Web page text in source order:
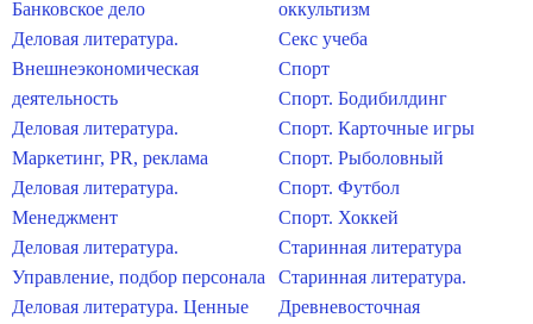
Банковское дело
Деловая литература.
Внешнеэкономическая
деятельность
Деловая литература.
Маркетинг, PR, реклама
Деловая литература.
Менеджмент
Деловая литература.
Управление, подбор персонала
Деловая литература. Ценные
оккультизм
Секс учеба
Спорт
Спорт. Бодибилдинг
Спорт. Карточные игры
Спорт. Рыболовный
Спорт. Футбол
Спорт. Хоккей
Старинная литература
Старинная литература.
Древневосточная